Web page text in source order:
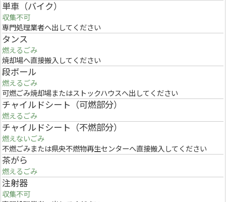
単車（バイク）
収集不可
専門処理業者へ出してください
タンス
燃えるごみ
焼却場へ直接搬入してください
段ボール
燃えるごみ
可燃ごみ焼却場またはストックハウスへ出してください
チャイルドシート（可燃部分）
燃えるごみ
チャイルドシート（不燃部分）
燃えないごみ
不燃ごみまたは県央不燃物再生センターへ直接搬入してください
茶がら
燃えるごみ
注射器
収集不可